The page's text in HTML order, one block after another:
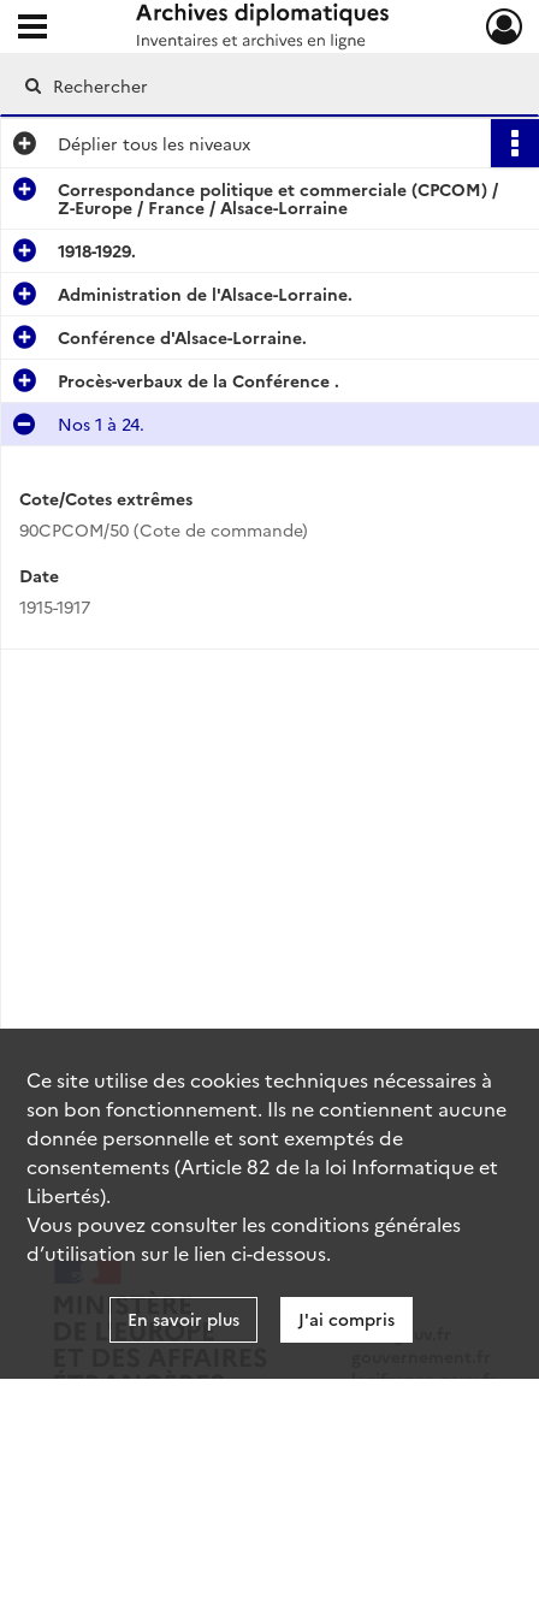
Archives diplomatiques
Ouvrir le menu déroulant
Déplier tous les niveaux
Correspondance politique et commerciale (CPCOM) /
Z-Europe / France / Alsace-Lorraine
1918-1929.
Administration de l'Alsace-Lorraine.
Conférence d'Alsace-Lorraine.
Procès-verbaux de la Conférence .
Nos 1 à 24.
Cote/Cotes extrêmes
90CPCOM/50 (Cote de commande)
Date
1915-1917
data.gouv.fr
legifrance.gouv.fr
Ce site utilise descookiestechniques nécessaires à
son bon fonctionnement. Ils ne contiennent aucune
donnée personnelle et sont exemptés de
consentements (Article 82 de la loi Informatique et
Libertés).
Vous pouvez consulter les conditions générales
d’utilisation sur le lien ci-dessous.
En savoir plus J'ai compris